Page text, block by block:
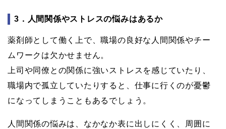
3．人間関係やストレスの悩みはあるか
薬剤師として働く上で、職場の良好な人間関係やチー
ムワークは欠かせません。
上司や同僚との関係に強いストレスを感じていたり、
職場内で孤立していたりすると、仕事に行くのが憂鬱
になってしまうこともあるでしょう。
人間関係の悩みは、なかなか表に出しにくく、周囲に